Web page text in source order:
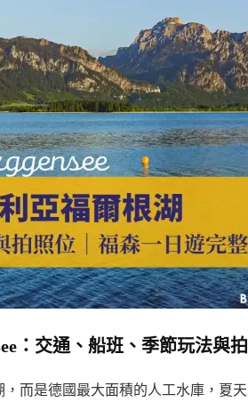
：交通、船班、季節玩法與
而是德國最大面積的人工水庫，夏